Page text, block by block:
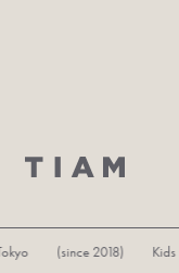
(since 2018) Kids